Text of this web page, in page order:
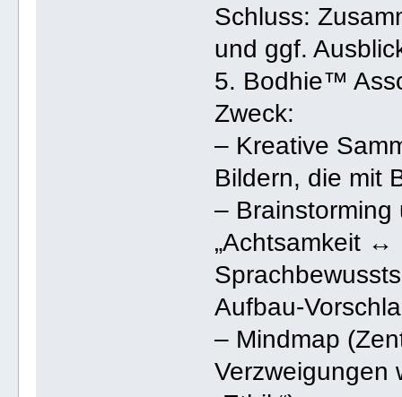
Schluss:
und ggf.
5. Bodhie™
Zweck:
– Kreative
Bildern, die mit
– Brainstorming
„Achtsamkeit ↔
Aufbau-
– Mindmap
Verzweigungen